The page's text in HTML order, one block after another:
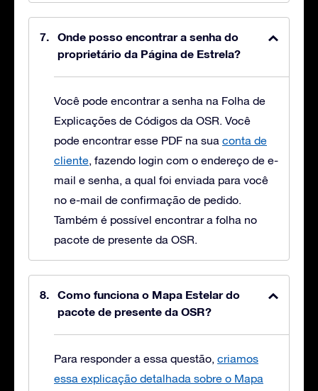
Onde posso encontrar a senha do
proprietário da Página de Estrela?
Você pode encontrar a senha na Folha de
Explicações de Códigos da OSR. Você
pode encontrar esse PDF na sua conta de
cliente, fazendo login com o endereço de e-
mail e senha, a qual foi enviada para você
no e-mail de confirmação de pedido.
Também é possível encontrar a folha no
pacote de presente da OSR.
Como funciona o Mapa Estelar do
pacote de presente da OSR?
Para responder a essa questão, criamos
essa explicação detalhada sobre o Mapa